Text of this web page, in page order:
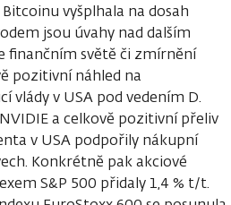
vyšplhala na dosah
jsou úvahy nad dalším
finančním světě či zmírnění
pozitivní náhled na
vlády v USA pod vedením D.
a celkově pozitivní přeliv
v USA podpořily nákupní
Konkrétně pak akciové
S&P 500 přidaly 1,4 % t/t.